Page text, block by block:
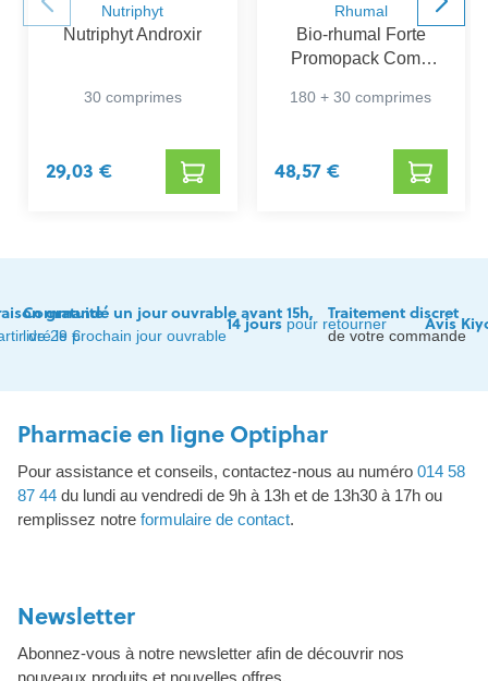
Nutriphyt
Nutriphyt Androxir
30 comprimes
29,03 €
Rhumal
Bio-rhumal Forte
Promopack Comp
180 + 30 comprimes
48,57 €
gratuite
de 29 €
Commandé un jour ouvrable avant 15h,
livré le prochain jour ouvrable
14 jourspour retourner
Traitement discret
de votre commande
Avis
Pharmacie en ligne Optiphar
Pour assistance et conseils, contactez-nous au numéro 014 58
87 44 du lundi au vendredi de 9h à 13h et de 13h30 à 17h ou
remplissez notre formulaire de contact.
Newsletter
Abonnez-vous à notre newsletter afin de découvrir nos
nouveaux produits et nouvelles offres.